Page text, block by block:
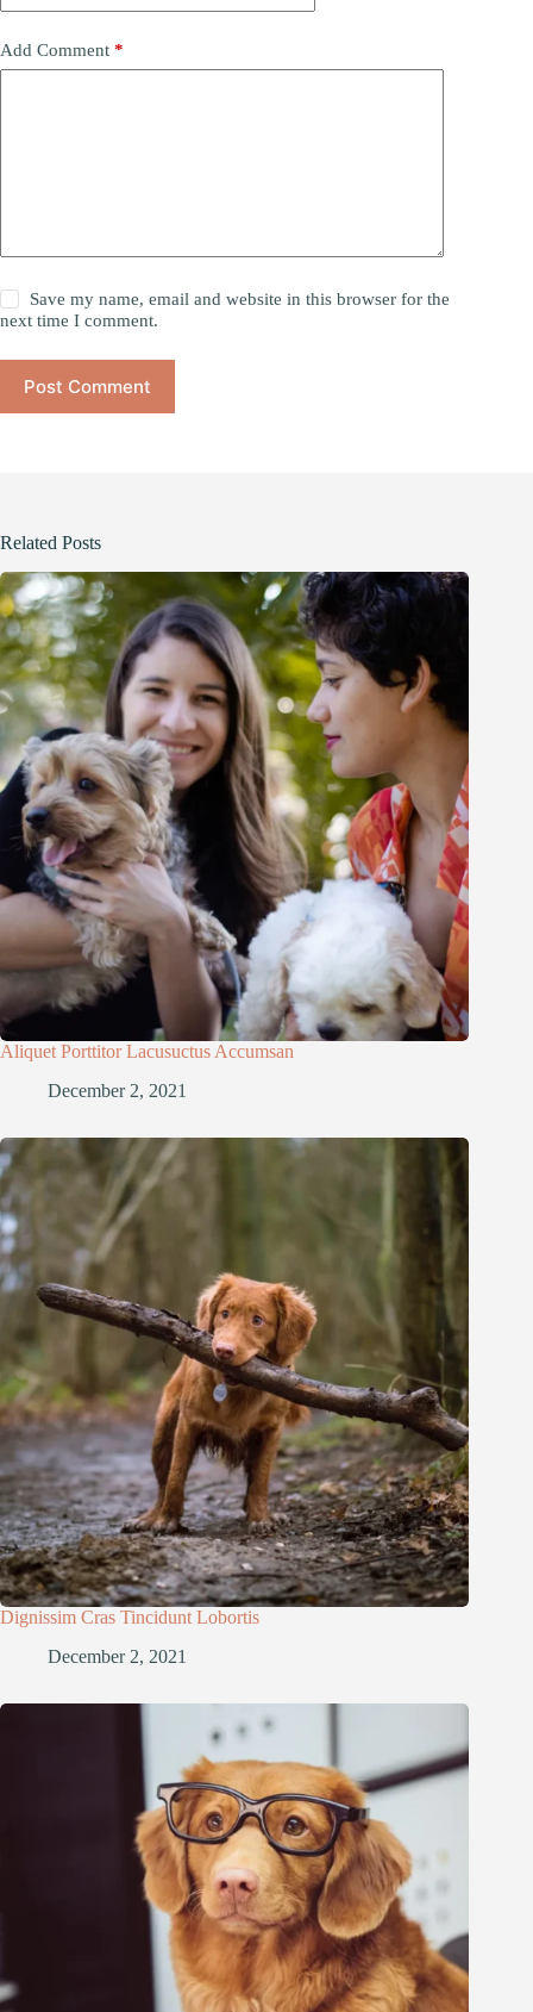
Add Comment *
Save my name, email and website in this browser for the
next time I comment.
Post Comment
Related Posts
Aliquet Porttitor Lacusuctus Accumsan
December 2, 2021
Dignissim Cras Tincidunt Lobortis
December 2, 2021